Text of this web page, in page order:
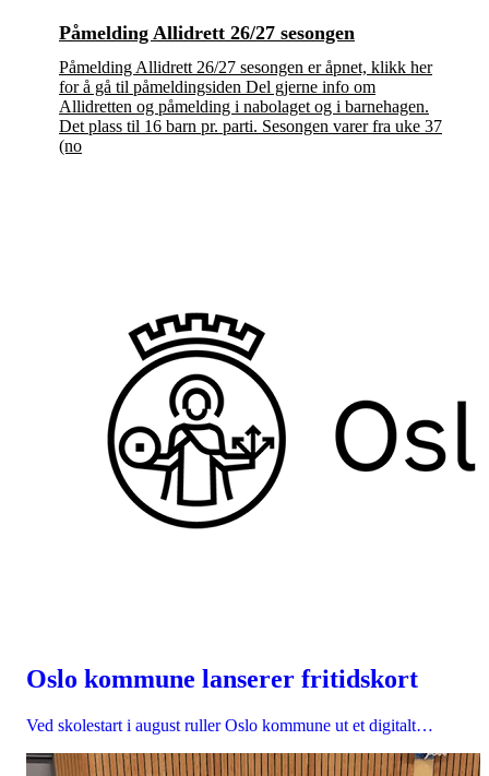
Påmelding Allidrett 26/27 sesongen
Påmelding Allidrett 26/27 sesongen er åpnet, klikk her
for å gå til påmeldingsiden Del gjerne info om
Allidretten og påmelding i nabolaget og i barnehagen.
Det plass til 16 barn pr. parti. Sesongen varer fra uke 37
(no
Oslo kommune lanserer fritidskort
Ved skolestart i august ruller Oslo kommune ut et digitalt…